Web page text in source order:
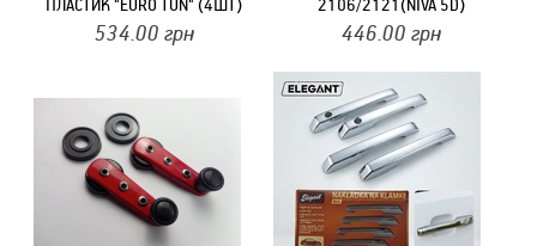
534.00 грн ЧЕРНЫЕ, ПЛАСТИК "EURO
TUN" (4ШТ)
446.00 грн